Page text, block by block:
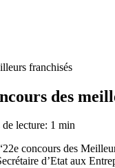
franchisés
des
de lecture: 1 min
concours des
d’Etat aux